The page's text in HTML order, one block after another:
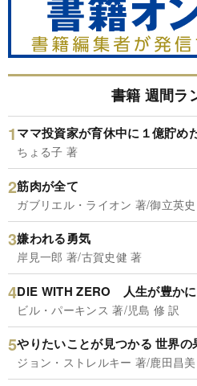
書籍 週間ラ
ママ投資家が育休中に１億貯め
ちょる子 著
筋肉が全て
ガブリエル・ライオン 著/御立英
嫌われる勇気
岸見一郎 著/古賀史健 著
DIE WITH ZERO 人生が豊か
ビル・パーキンス 著/児島 修 訳
やりたいことが見つかる 世界の
ジョン・ストレルキー 著/鹿田昌